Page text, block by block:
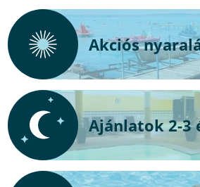
Akciós
Ajánlatok 2-3